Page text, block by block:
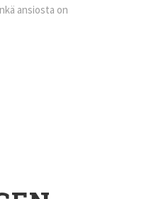
ansiosta on